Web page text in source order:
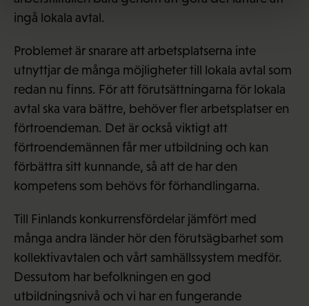
ingå lokala avtal.
Problemet är snarare att arbetsplatserna inte
utnyttjar de många möjligheter till lokala avtal som
redan nu finns. För att förutsättningarna för lokala
avtal ska vara bättre, behöver fler arbetsplatser en
förtroendeman. Det är också viktigt att
förtroendemännen får mer utbildning och kan
förbättra sitt kunnande, så att de har den
kompetens som behövs för förhandlingarna.
Till Finlands konkurrensfördelar jämfört med
många andra länder hör den förutsägbarhet som
kollektivavtalen och vårt samhällssystem medför.
Dessutom har befolkningen en god
utbildningsnivå och vi har en fungerande